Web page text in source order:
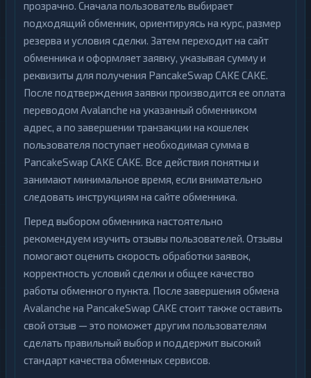
прозрачно. Сначала пользователь выбирает
подходящий обменник, ориентируясь на курс, размер
резерва и условия сделки. Затем переходит на сайт
обменника и оформляет заявку, указывая сумму и
реквизиты для получения PancakeSwap CAKE CAKE.
После подтверждения заявки производится ее оплата
переводом Avalanche на указанный обменником
адрес, а по завершении транзакции на кошелек
пользователя поступает необходимая сумма в
PancakeSwap CAKE CAKE. Все действия понятны и
занимают минимальное время, если внимательно
следовать инструкциям на сайте обменника.
Перед выбором обменника настоятельно
рекомендуем изучить отзывы пользователей. Отзывы
помогают оценить скорость обработки заявок,
корректность условий сделки и общее качество
работы обменного пункта. После завершения обмена
Avalanche на PancakeSwap CAKE стоит также оставить
свой отзыв — это поможет другим пользователям
сделать правильный выбор и поддержит высокий
стандарт качества обменных сервисов.